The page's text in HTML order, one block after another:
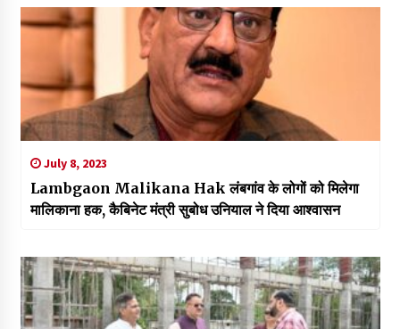
July 8, 2023
Lambgaon Malikana Hak लंबगांव के लोगों को मिलेगा
मालिकाना हक, कैबिनेट मंत्री सुबोध उनियाल ने दिया आश्वासन